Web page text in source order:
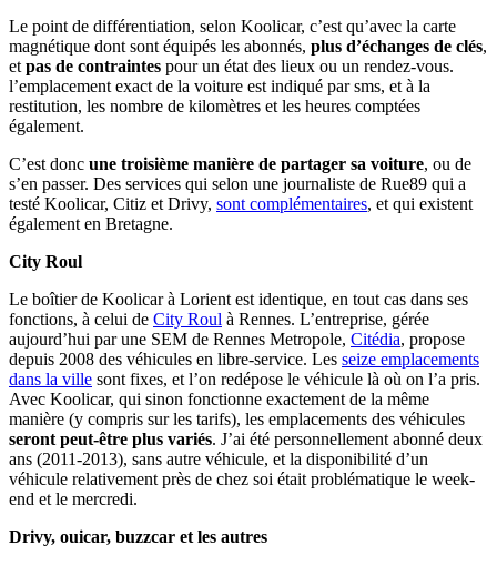
Le point de différentiation, selon Koolicar, c’est qu’avec la carte
magnétique dont sont équipés les abonnés, plus d’échanges de clés,
et pas de contraintes pour un état des lieux ou un rendez-vous.
l’emplacement exact de la voiture est indiqué par sms, et à la
restitution, les nombre de kilomètres et les heures comptées
également.
C’est donc une troisième manière de partager sa voiture, ou de
s’en passer. Des services qui selon une journaliste de Rue89 qui a
testé Koolicar, Citiz et Drivy, sont complémentaires, et qui existent
également en Bretagne.
City Roul
Le boîtier de Koolicar à Lorient est identique, en tout cas dans ses
fonctions, à celui de City Roul à Rennes. L’entreprise, gérée
aujourd’hui par une SEM de Rennes Metropole, Citédia, propose
depuis 2008 des véhicules en libre-service. Les seize emplacements
dans la ville sont fixes, et l’on redépose le véhicule là où on l’a pris.
Avec Koolicar, qui sinon fonctionne exactement de la même
manière (y compris sur les tarifs), les emplacements des véhicules
seront peut-être plus variés. J’ai été personnellement abonné deux
ans (2011-2013), sans autre véhicule, et la disponibilité d’un
véhicule relativement près de chez soi était problématique le week-
end et le mercredi.
Drivy, ouicar, buzzcar et les autres